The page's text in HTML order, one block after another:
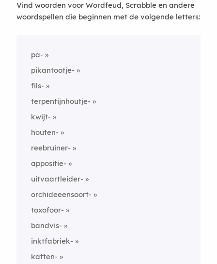
Vind woorden voor Wordfeud, Scrabble en andere
woordspellen die beginnen met de volgende letters:
pa-
pikantootje-
fils-
terpentijnhoutje-
kwijt-
houten-
reebruiner-
appositie-
uitvaartleider-
orchideeensoort-
toxofoor-
bandvis-
inktfabriek-
katten-